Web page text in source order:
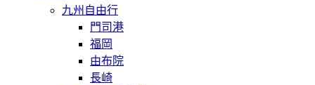
九州自由行
門司港
福岡
由布院
長崎